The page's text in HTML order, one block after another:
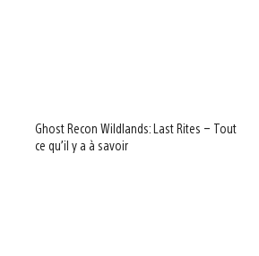
Ghost Recon Wildlands: Last Rites – Tout
ce qu’il y a à savoir